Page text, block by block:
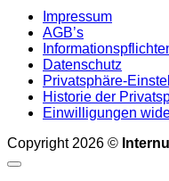
Impressum
AGB’s
Datenschutz
Privatsphäre-
Historie der
Einwilligungen
Copyright 2026 ©